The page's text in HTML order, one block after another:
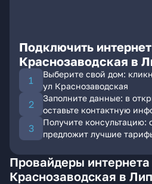
Подключить
Краснозаводская в
Выберите свой дом:
ул Краснозаводская
Заполните данные: в
оставьте контактную
Получите консультацию:
предложит лучшие
Провайдеры интернета
Краснозаводская в